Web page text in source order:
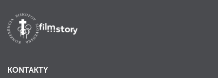
KONTAKTY